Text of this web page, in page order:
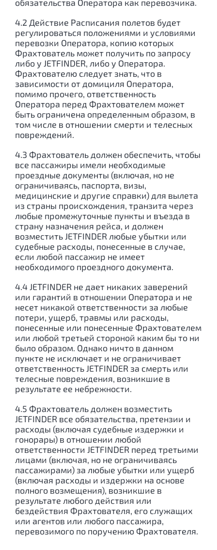
обязательства Оператора как перевозчика.
4.2 Действие Расписания полетов будет
регулироваться положениями и условиями
перевозки Оператора, копию которых
Фрахтователь может получить по запросу
либо у JETFINDER, либо у Оператора.
Фрахтователю следует знать, что в
зависимости от домициля Оператора,
помимо прочего, ответственность
Оператора перед Фрахтователем может
быть ограничена определенным образом, в
том числе в отношении смерти и телесных
повреждений.
4.3 Фрахтователь должен обеспечить, чтобы
все пассажиры имели необходимые
проездные документы (включая, но не
ограничиваясь, паспорта, визы,
медицинские и другие справки) для вылета
из страны происхождения, транзита через
любые промежуточные пункты и въезда в
страну назначения рейса, и должен
возместить JETFINDER любые убытки или
судебные расходы, понесенные в случае,
если любой пассажир не имеет
необходимого проездного документа.
4.4 JETFINDER не дает никаких заверений
или гарантий в отношении Оператора и не
несет никакой ответственности за любые
потери, ущерб, травмы или расходы,
понесенные или понесенные Фрахтователем
или любой третьей стороной каким бы то ни
было образом. Однако ничто в данном
пункте не исключает и не ограничивает
ответственность JETFINDER за смерть или
телесные повреждения, возникшие в
результате ее небрежности.
4.5 Фрахтователь должен возместить
JETFINDER все обязательства, претензии и
расходы (включая судебные издержки и
гонорары) в отношении любой
ответственности JETFINDER перед третьими
лицами (включая, но не ограничиваясь
пассажирами) за любые убытки или ущерб
(включая расходы и издержки на основе
полного возмещения), возникшие в
результате любого действия или
бездействия Фрахтователя, его служащих
или агентов или любого пассажира,
перевозимого по поручению Фрахтователя.